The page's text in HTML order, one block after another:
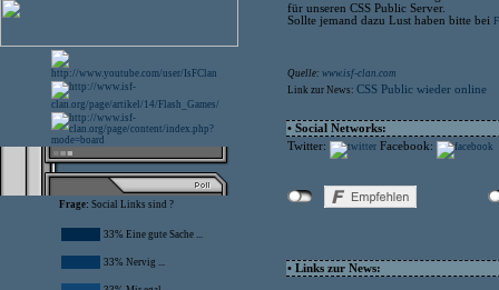
Frage: Social Links sind ?
33% Eine gute Sache ...
33% Nervig ...
für unseren CSS Public Server.
Sollte jemand dazu Lust haben bitte bei
Quelle: www.isf-clan.com
Link zur News: CSS Public wieder online
• Social Networks:
Twitter:
Facebook:
• Links zur News: